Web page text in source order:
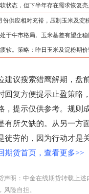
状态，但下半年存在需求恢复
份供应相对充裕，压制玉米及淀
于牛市格局。玉米基差有望企
软。策略：昨日玉米及淀粉期
议搜索猎鹰解期，盘
回复方便提示止盈策略
，提示仅供参考。规则
有所欠缺的。从另一方
徒劳的，因为行动才是
期货首页，查看更多>>
声明：中金在线期货转载上
风险自担。